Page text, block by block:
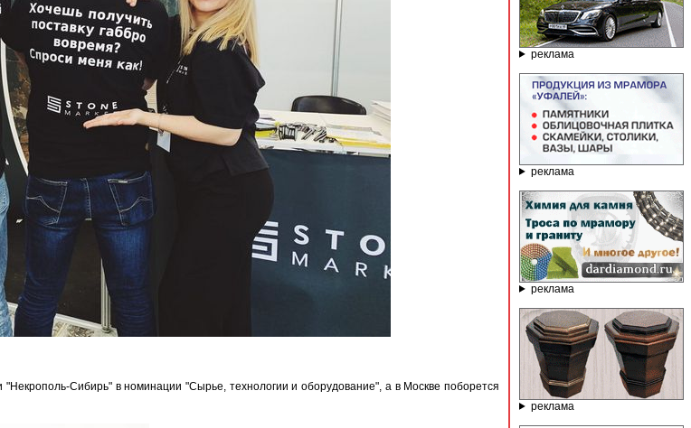
Сибирь" в номинации "Сырье, технологии и оборудование", а в Москве поборется
реклама
реклама
реклама
реклама